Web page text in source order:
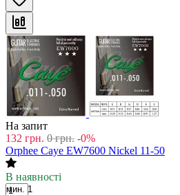
На запит
132 грн. 0 грн. -0%
Orphee Caye EW7600 Nickel 11-50
В наявності
мин. 1